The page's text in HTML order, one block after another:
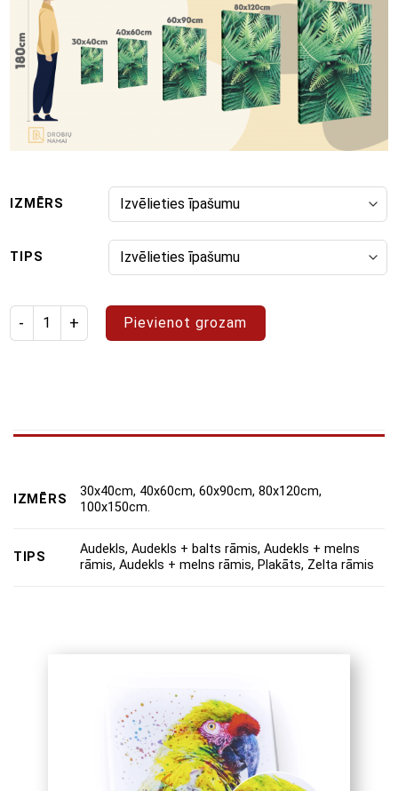
IZMĒRS
TIPS
Izstrādājuma daudzums: glezna "Pop Art 40"
Pievienot grozam
IZMĒRS
30x40cm, 40x60cm, 60x90cm, 80x120cm,
100x150cm.
TIPS
Audekls, Audekls + balts rāmis, Audekls + melns
rāmis, Audekls + melns rāmis, Plakāts, Zelta rāmis